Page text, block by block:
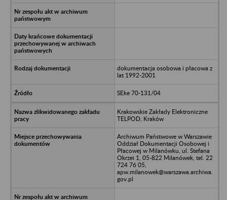
dokumentacja osobowa i płacowa z
lat 1992-2001
SEke 70-131/04
Krakowskie Zakłady Elektroniczne
TELPOD, Kraków
Archiwum Państwowe w Warszawie
Oddział Dokumentacji Osobowej i
Płacowej w Milanówku, ul. Stefana
Okrzei 1, 05-822 Milanówek, tel. 22
724 76 05,
apw.milanowek@warszawa.archiwa.
gov.pl